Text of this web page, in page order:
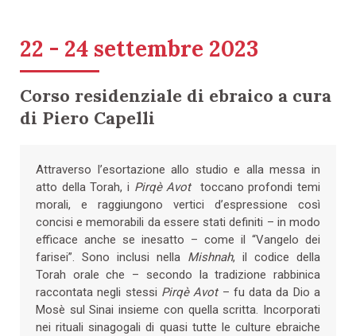
22 - 24 settembre 2023
Corso residenziale di ebraico a cura
di Piero Capelli
Attraverso l’esortazione allo studio e alla messa in
atto della Torah, i Pirqè Avottoccano profondi temi
morali, e raggiungono vertici d’espressione così
concisi e memorabili da essere stati definiti – in modo
efficace anche se inesatto – come il “Vangelo dei
farisei”. Sono inclusi nella Mishnah, il codice della
Torah orale che – secondo la tradizione rabbinica
raccontata negli stessi Pirqè Avot – fu data da Dio a
Mosè sul Sinai insieme con quella scritta. Incorporati
nei rituali sinagogali di quasi tutte le culture ebraiche